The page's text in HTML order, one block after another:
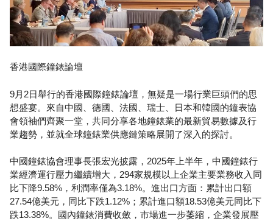
香港國際鐘錶論壇
9月2日舉行的香港國際鐘錶論壇，無疑是一場行業巨頭們的思
想盛宴。來自中國、德國、法國、瑞士、日本和韓國的鐘表協
會領袖們齊聚一堂，共同分享各地鐘錶業的最新貿易數據及行
業趨勢，並就全球鐘錶業供應鏈策略展開了深入的探討。
中國鐘錶協會理事長張宏光披露，2025年上半年，中國鐘錶行
業經濟運行壓力繼續增大，294家規模以上企業主要業務收入同
比下降9.58%，利潤率僅為3.18%。進出口方面：累計出口額
27.54億美元，同比下跌1.12%；累計進口額18.53億美元同比下
跌13.38%。國內鐘錶消費收斂，市場進一步萎縮，企業發展壓